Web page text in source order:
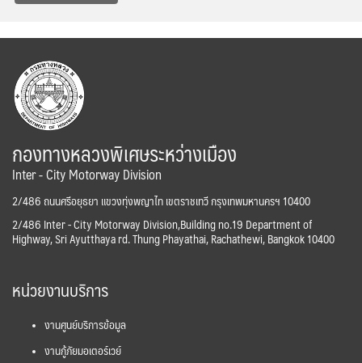
กองทางหลวงพิเศษระหว่างเมือง
Inter - City Motorway Division
2/486 ถนนศรีอยุธยา แขวงทุ่งพญาไท เขตราชเทวี กรุงเทพมหานครฯ 10400
2/486 Inter - City Motorway Division,Building no.19 Department of
Highway, Sri Ayutthaya rd. Thung Phayathai, Rachathewi, Bangkok 10400
หน่วยงานบริการ
งานศูนย์บริการข้อมูล
งานกู้ภัยมอเตอร์เวย์